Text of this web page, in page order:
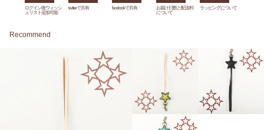
ログイン後ウィッシ
ュリスト追加可能
twitterで共有 facebookで共有
お届け日数と配送料
について
ラッピングについて
Recommend